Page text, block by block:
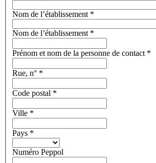
Nom de l’établissement *
Nom de l’établissement *
Prénom et nom de la personne de contact *
Rue, n° *
Code postal *
Ville *
Pays *
Numéro Peppol